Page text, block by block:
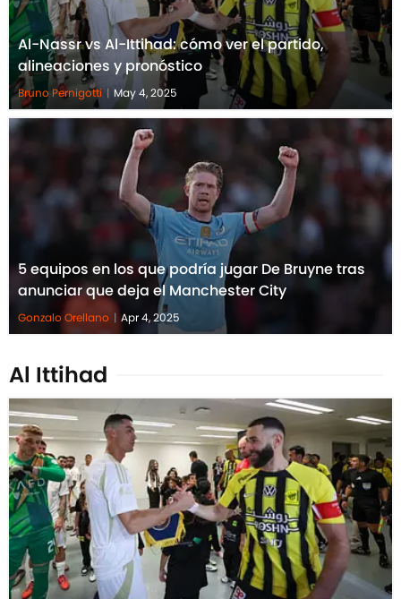
Al-Nassr vs Al-Ittihad: cómo ver el partido,
alineaciones y pronóstico
Bruno Pernigotti | May 4, 2025
5 equipos en los que podría jugar De Bruyne tras
anunciar que deja el Manchester City
Gonzalo Orellano | Apr 4, 2025
Al Ittihad